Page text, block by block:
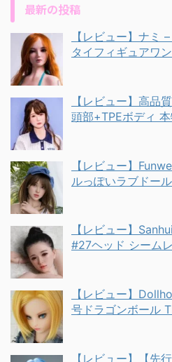
最新の投稿
【レビュー】ナミ
タイフィギュアワ
【レビュー】高品
頭部+TPEボディ
【レビュー】
ルっぽいラブドー
【レビュー】
#27ヘッド シーム
【レビュー】
号ドラゴンボール
【レビュー】【先